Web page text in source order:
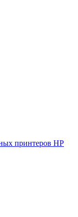
принтеров HP